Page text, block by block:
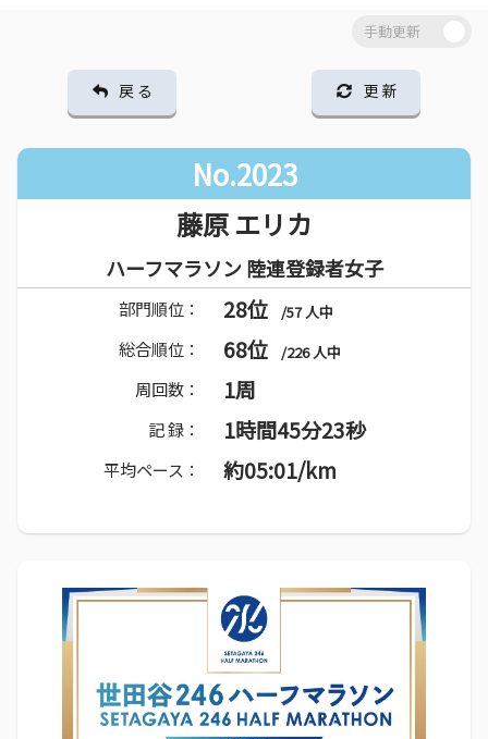
戻 る 更 新
No.2023
藤原 エリカ
ハーフマラソン 陸連登録者女子
部門順位： 28位 /57 人中
総合順位： 68位 /226 人中
周回数： 1周
記 録： 1時間45分23秒
平均ペース： 約05:01/km